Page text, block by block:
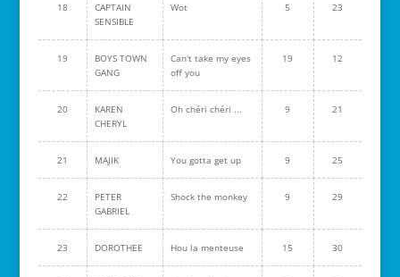
18
CAPTAIN
SENSIBLE
Wot 5 23
19
BOYS TOWN
GANG
Can't take my eyes
off you
19 12
20
KAREN
CHERYL
Oh chéri chéri ... 9 21
21 MAJIK You gotta get up 9 25
22
PETER
GABRIEL
Shock the monkey 9 29
23 DOROTHEE Hou la menteuse 15 30